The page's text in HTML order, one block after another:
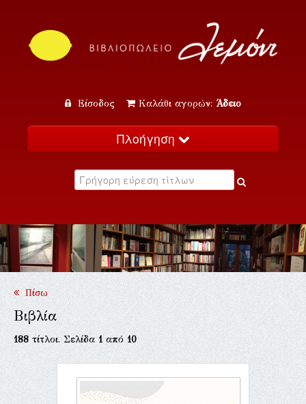
Είσοδος Καλάθι αγορών: Άδειο
Πλοήγηση
Κατάλογος
Εκδηλώσεις
Επικοινωνία
Πίσω
Βιβλία
188τίτλοι. Σελίδα1από10